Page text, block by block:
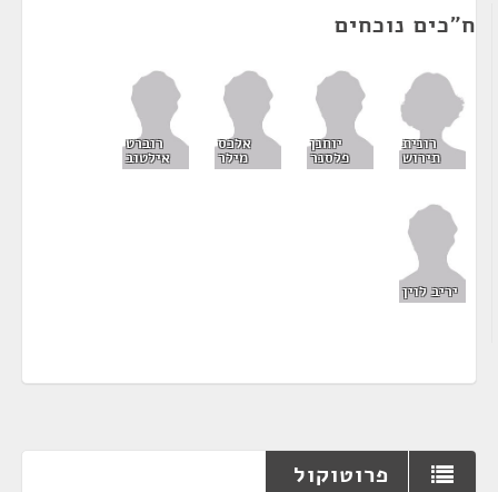
ח"כים נוכחים
רונית
תירוש
יוחנן
פלסנר
אלכס
מילר
רוברט
אילטוב
יריב לוין
פרוטוקול